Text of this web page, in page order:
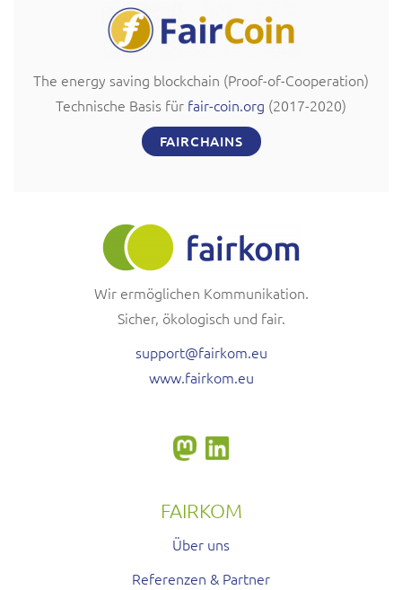
The energy saving blockchain (Proof-of-Cooperation)
Technische Basis für fair-coin.org (2017-2020)
FAIRCHAINS
Wir ermöglichen Kommunikation.
Sicher, ökologisch und fair.
support@fairkom.eu
www.fairkom.eu
FAIRKOM
Über uns
Referenzen & Partner